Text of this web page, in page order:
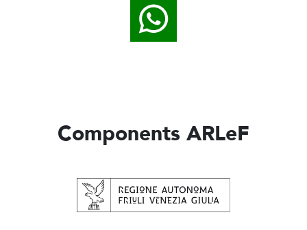
Components ARLeF